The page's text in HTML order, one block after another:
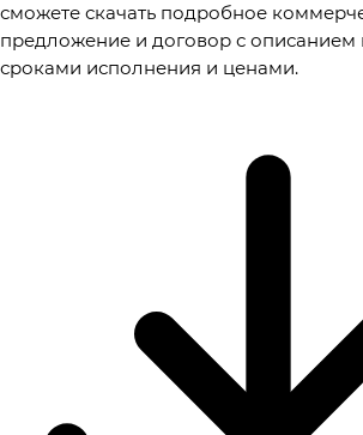
сможете скачать подробное
предложение и договор с описанием
сроками исполнения и ценами.